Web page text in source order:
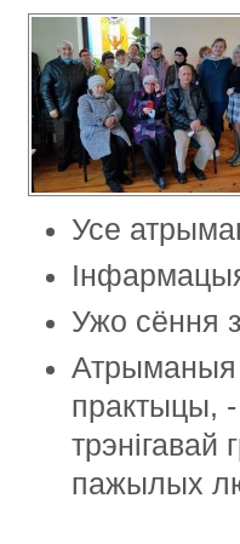
Усе
Ужо сёння
Атрыманыя
практыцы, -
трэнігавай
пажылых